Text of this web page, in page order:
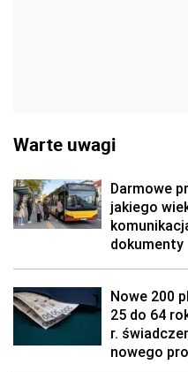
Warte uwagi
Darmowe
jakiego
dokumenty
Nowe 200
25 do 64
r.
nowego